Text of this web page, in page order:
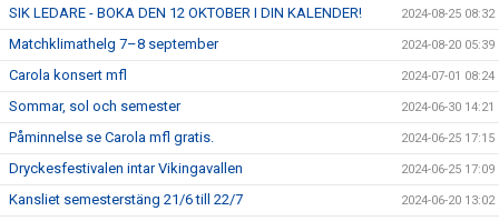
SIK LEDARE - BOKA DEN 12 OKTOBER I DIN KALENDER! 2024-08-25 08:32
Matchklimathelg 7–8 september 2024-08-20 05:39
Carola konsert mfl 2024-07-01 08:24
Sommar, sol och semester 2024-06-30 14:21
Påminnelse se Carola mfl gratis. 2024-06-25 17:15
Dryckesfestivalen intar Vikingavallen 2024-06-25 17:09
Kansliet semesterstäng 21/6 till 22/7 2024-06-20 13:02